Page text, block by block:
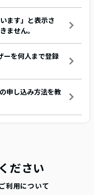
ます」と表示さ
ません。
ーを何人まで登録
申し込み方法を教
ださい
利用について